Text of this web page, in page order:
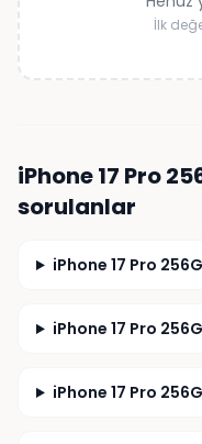
İlk
iPhone 17 Pro
sorulanlar
iPhone 17 Pro
iPhone 17 Pro
iPhone 17 Pro